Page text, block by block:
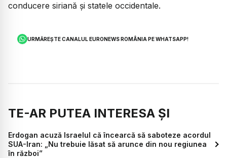
conducere siriană și statele occidentale.
URMĂREȘTE CANALUL EURONEWS ROMÂNIA PE WHATSAPP!
TE-AR PUTEA INTERESA ȘI
Erdogan acuză Israelul că încearcă să saboteze acordul
SUA-Iran: „Nu trebuie lăsat să arunce din nou regiunea
în război”